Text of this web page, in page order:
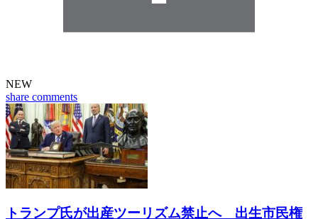
NEW
share comments
トランプ氏が出産ツーリズム禁止へ 出生市民権